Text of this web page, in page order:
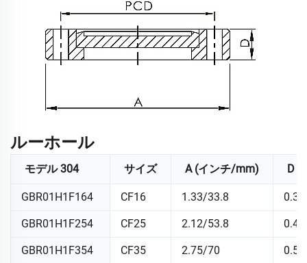
ルーホール
モデル 304 サイズ A (インチ/mm) D (
GBR01H1F164 CF16 1.33/33.8
GBR01H1F254 CF25 2.12/53.8
GBR01H1F354 CF35 2.75/70 0.5/